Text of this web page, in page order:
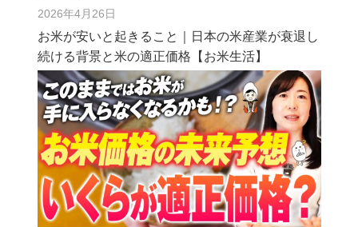
2026年4月26日
お米が安いと起きること｜日本の米産業が衰退し
続ける背景と米の適正価格【お米生活】